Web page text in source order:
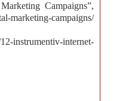
Campaigns”,
marketing-campaigns/
instrumentiv-internet-